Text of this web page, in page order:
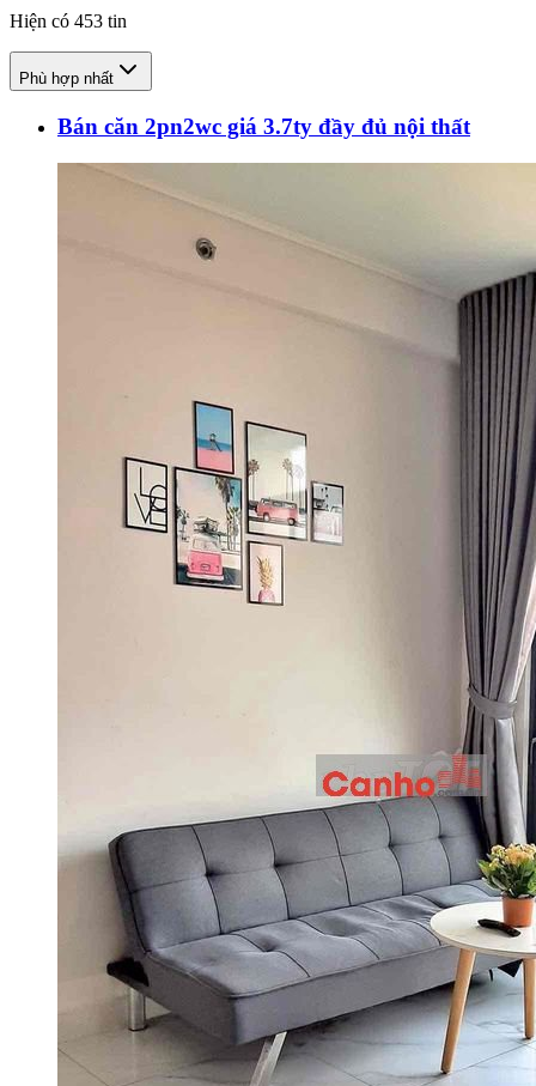
Hiện có 453 tin
Phù hợp nhất
Bán căn 2pn2wc giá 3.7ty đầy đủ nội thất